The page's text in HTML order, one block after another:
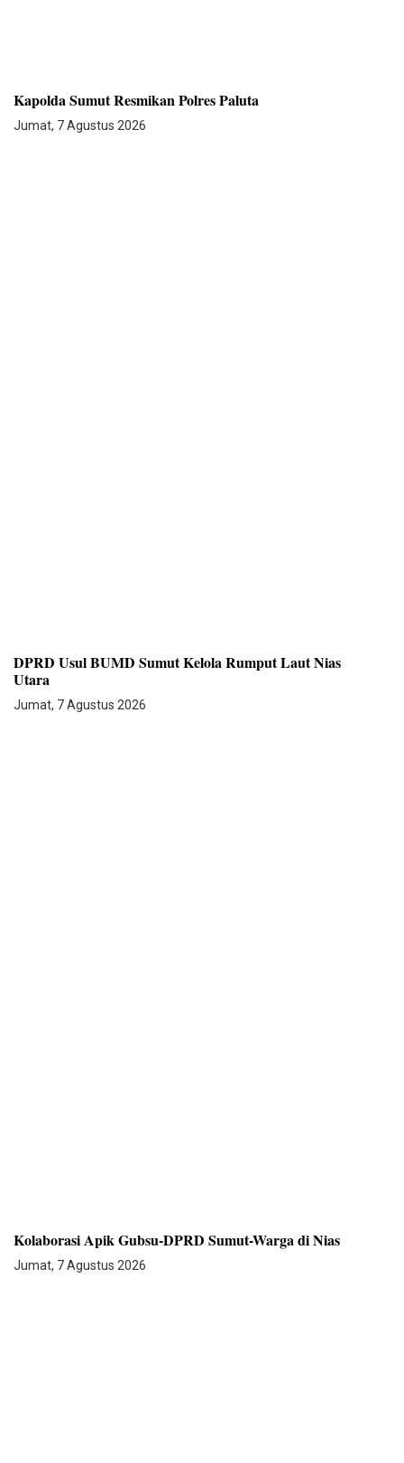
Kapolda Sumut Resmikan Polres Paluta
Jumat, 7 Agustus 2026
DPRD Usul BUMD Sumut Kelola Rumput Laut Nias
Utara
Jumat, 7 Agustus 2026
Kolaborasi Apik Gubsu-DPRD Sumut-Warga di Nias
Jumat, 7 Agustus 2026